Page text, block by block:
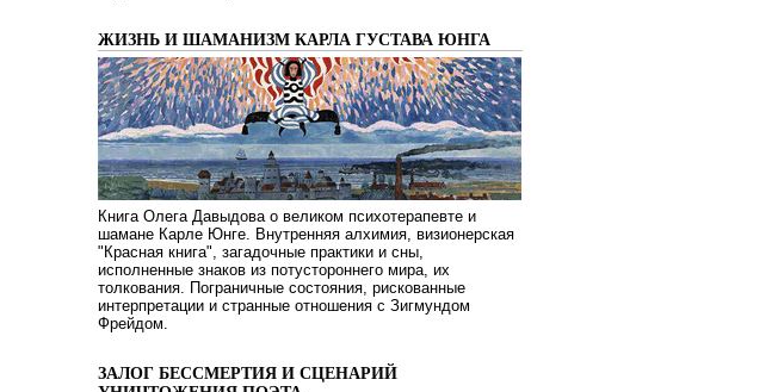
ЖИЗНЬ И ШАМАНИЗМ КАРЛА ГУСТАВА ЮНГА
Книга Олега Давыдова о великом психотерапевте и
шамане Карле Юнге. Внутренняя алхимия, визионерская
"Красная книга", загадочные практики и сны,
исполненные знаков из потустороннего мира, их
толкования. Пограничные состояния, рискованные
интерпретации и странные отношения с Зигмундом
Фрейдом.
ЗАЛОГ БЕССМЕРТИЯ И СЦЕНАРИЙ